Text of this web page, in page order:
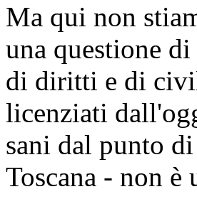
Ma qui non
una questione
di diritti e di
licenziati
sani dal punto
Toscana - non è